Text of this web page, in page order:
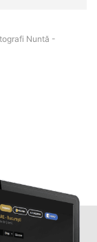
Nuntă -